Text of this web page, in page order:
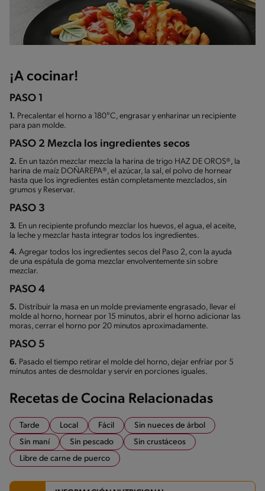
¡A cocinar!
PASO 1
1. Precalentar el horno a 180°C, engrasar y enharinar un recipiente
para pan molde.
PASO 2 Mezcla los ingredientes secos
2. En un tazón mezclar mezcla la harina de trigo HAZ DE OROS®, la
harina de maíz DOÑAREPA®, el azúcar, la sal, el polvo de hornear
hasta que los ingredientes están completamente mezclados, sin
grumos y Reservar.
PASO 3
3. En un recipiente profundo mezclar los huevos, el agua, el aceite,
la leche y mezclar hasta integrar todos los ingredientes.
4. Agregar todos los ingredientes secos del Paso 2, con la ayuda
de una espátula de goma mezclar envolventemente sin sobre
mezclar.
PASO 4
5. Distribuir la masa en un molde previamente engrasado, llevar el
molde al horno, hornear por 15 minutos, abrir el horno adicionar las
moras, cerrar el horno por 20 minutos aproximadamente.
PASO 5
6. Pasado el tiempo retirar el molde del horno, dejar enfriar por 5
minutos antes de desmoldar y servir en porciones iguales.
Recetas de Cocina Relacionadas
Tarde Local Fácil
Sin nueces de árbol
Sin maní
Sin pescado
Sin crustáceos
Libre de carne de puerco